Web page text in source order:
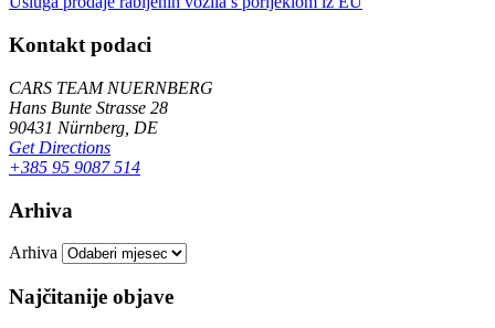
Kontakt podaci
CARS TEAM NUERNBERG
Hans Bunte Strasse 28
90431 Nürnberg, DE
Get Directions
+385 95 9087 514
Arhiva
Arhiva
Najčitanije objave